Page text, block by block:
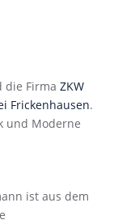
die Firma ZKW
Frickenhausen.
und Moderne
ist aus dem